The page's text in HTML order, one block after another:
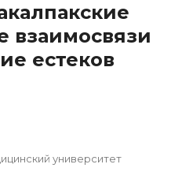
взаимосвязи
естеков
университет